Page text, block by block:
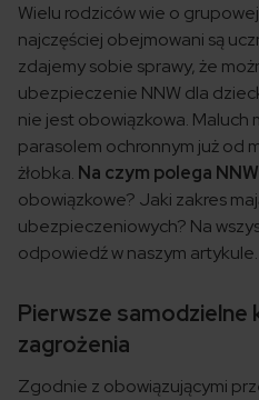
Wielu rodziców wie o
najczęściej obejmowani są
zdajemy sobie sprawy, że
ubezpieczenie NNW dla
nie jest obowiązkowa. Maluch
parasolem ochronnym już od
żłobka. Na czym polega
obowiązkowe? Jaki zakres
ubezpieczeniowych? Na
odpowiedź w naszym artykule.
Pierwsze samodzielne
zagrożenia
Zgodnie z obowiązującymi